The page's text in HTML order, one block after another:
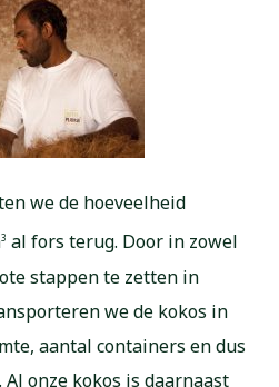
we de hoeveelheid
3 al fors terug. Door in zowel
stappen te zetten in
we de kokos in
aantal containers en dus
onze kokos is daarnaast